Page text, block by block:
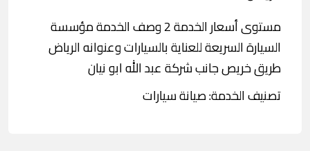
مستوى أسعار الخدمة 2 وصف الخدمة مؤسسة
السيارة السريعة للعناية بالسيارات وعنوانه الرياض
طريق خريص جانب شركة عبد الله ابو نيان
تصنيف الخدمة: صيانة سيارات